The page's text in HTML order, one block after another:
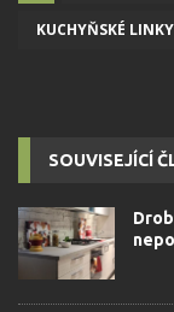
KUCHYŇSKÉ LINKY
SOUVISEJÍCÍ